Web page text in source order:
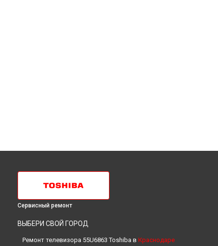
Сервисный ремонт
ВЫБЕРИ СВОЙ ГОРОД
Ремонт телевизора 55U6863 Toshiba в Краснодаре